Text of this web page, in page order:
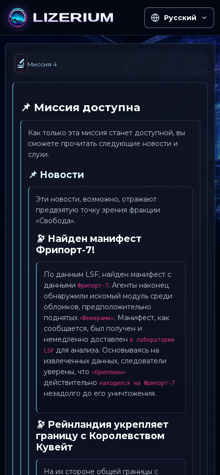
Русский
🔬 Миссия 4
📌 Миссия доступна
Как только эта миссия станет доступной, вы
сможете прочитать следующие новости и
слухи.
📌 Новости
Эти новости, возможно, отражают
предвзятую точку зрения фракции
«Свобода».
🔭 Найден манифест
Фрипорт-7!
По данным LSF, найден манифест с
данными Фрипорт-7. Агенты наконец
обнаружили искомый модуль среди
обломков, предположительно
поднятых «Юнкерами». Манифест, как
сообщается, был получен и
немедленно доставлен в лаборатории
LSF для анализа. Основываясь на
извлеченных данных, следователи
уверены, что «Ориллион»
действительно находился на Фрипорт-7
незадолго до его уничтожения.
🔭 Рейнландия укрепляет
границу с Королевством
Кувейт
На их стороне общей границы с